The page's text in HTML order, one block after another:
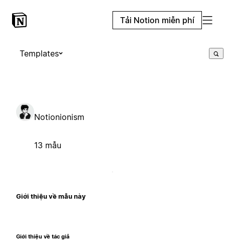
Tải Notion miễn phí
Templates
Notionionism
13 mẫu
Giới thiệu về mẫu này
Giới thiệu về tác giả